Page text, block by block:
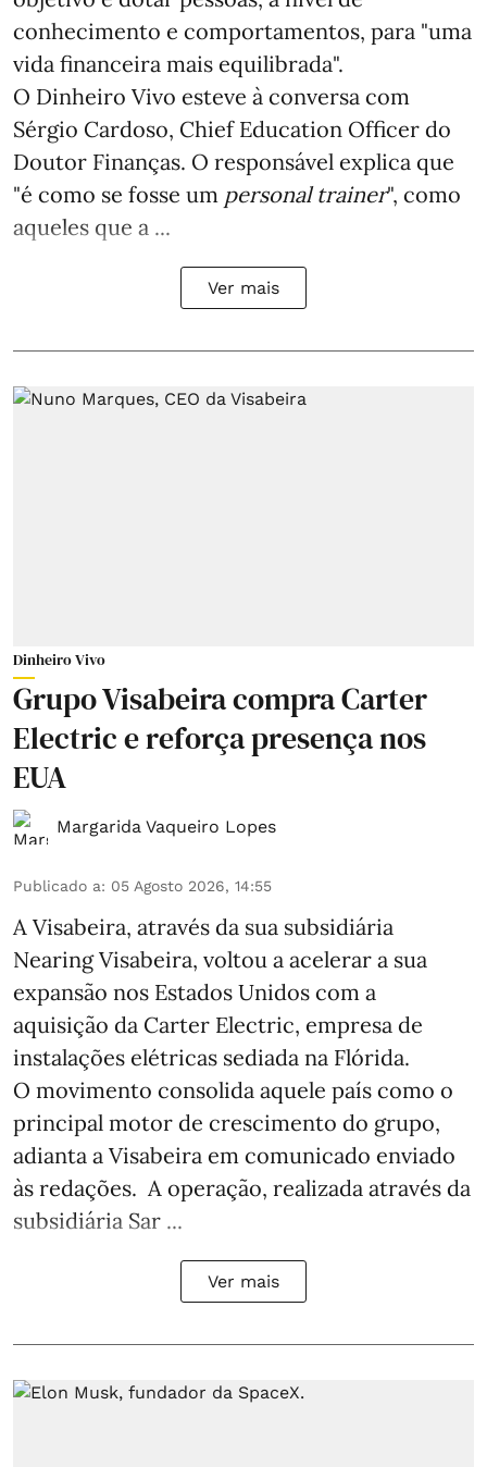
conhecimento e comportamentos, para "uma
vida financeira mais equilibrada".
O Dinheiro Vivo esteve à conversa com
Sérgio Cardoso, Chief Education Officer do
Doutor Finanças. O responsável explica que
"é como se fosse um personal trainer", como
aqueles que a ...
Ver mais
Dinheiro Vivo
Grupo Visabeira compra Carter
Electric e reforça presença nos
EUA
Margarida Vaqueiro Lopes
Publicado a: 05 Agosto 2026, 14:55
A Visabeira, através da sua subsidiária
Nearing Visabeira, voltou a acelerar a sua
expansão nos Estados Unidos com a
aquisição da Carter Electric, empresa de
instalações elétricas sediada na Flórida.
O movimento consolida aquele país como o
principal motor de crescimento do grupo,
adianta a Visabeira em comunicado enviado
às redações. A operação, realizada através da
subsidiária Sar ...
Ver mais